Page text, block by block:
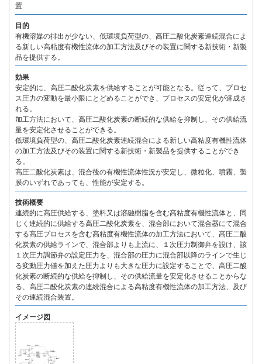
置
目的
有機溶媒の排出が少ない、低環境負荷型の、高圧二酸化炭素連続混合によ
る新しい高粘度有機性流体の加工方法及びその装置に関する新技術・新製
品を提供する。
効果
安定的に、高圧二酸化炭素を供給することが可能となる。従って、プロセ
ス圧力の変動を最小限にとどめることができ、プロセスの安定化が達成さ
れる。
加工方法において、高圧二酸化炭素の断続的な供給を抑制し、その供給流
量を安定化させることができる。
低環境負荷型の、高圧二酸化炭素連続混合による新しい高粘度有機性流体
の加工方法及びその装置に関する新技術・新製品を提供することができ
る。
高圧二酸化炭素は、混合後の有機性流体性況が安定し、微粒化、噴霧、製
膜のいずれであっても、性能が安定する。
技術概要
連続的に高圧供給する、塗料又は溶融樹脂を含む高粘度有機性流体と、同
じく連続的に供給する高圧二酸化炭素を、混合部において混合器にて混合
する高圧プロセスを含む高粘度有機性流体の加工方法において、高圧二酸
化炭素の供給ラインで、混合部よりも上流に、１次圧力制御弁を設け、該
１次圧力調節弁の設定圧力を、混合部の圧力に混合部以降のラインで生じ
る変動圧力値を加えた圧力よりも大きな圧力に設定することで、高圧二酸
化炭素の断続的な供給を抑制し、その供給流量を安定化させることからな
る、高圧二酸化炭素の連続混合による高粘度有機性流体の加工方法、及び
その連続混合装置。
イメージ図